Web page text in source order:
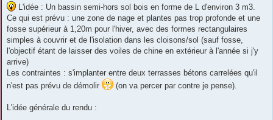
L'idée : Un bassin semi-hors sol bois en forme de L d'environ 3 m3.
Ce qui est prévu : une zone de nage et plantes pas trop profonde et une
fosse supérieur à 1,20m pour l'hiver, avec des formes rectangulaires
simples à couvrir et de l'isolation dans les cloisons/sol (sauf fosse,
l'objectif étant de laisser des voiles de chine en extérieur à l'année si j'y
arrive)
Les contraintes : s'implanter entre deux terrasses bétons carrelées qu'il
n'est pas prévu de démolir
(on va percer par contre je pense).
L'idée générale du rendu :